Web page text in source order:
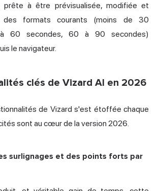
à être prévisualisée, modifiée et
des formats courants (moins de 30
60 secondes, 60 à 90 secondes)
le navigateur.
clés de Vizard AI en 2026
de Vizard s'est étoffée chaque
sont au cœur de la version 2026.
surlignages et des points forts par